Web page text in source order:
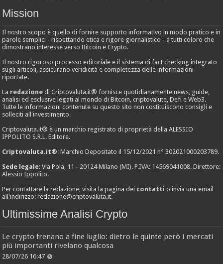
Mission
Il nostro scopo è quello di fornire supporto informativo in modo pratico e in
parole semplici - rispettando etica e rigore giornalistico - a tutti coloro che
dimostrano interesse verso Bitcoin e Crypto.
Il nostro rigoroso processo editoriale e il sistema di fact checking integrato
sugli articoli, assicurano veridicità e completezza delle informazioni
riportate.
La redazione di Criptovaluta.it® fornisce quotidianamente news, guide,
analisi ed esclusive legati al mondo di Bitcoin, criptovalute, Defi e Web3.
Tutte le informazioni contenute su questo sito non costituiscono consigli e
solleciti all'investimento.
Criptovaluta.it® è un marchio registrato di proprietà della ALESSIO
IPPOLITO S.R.L. Editore.
Criptovaluta.it®: Marchio Depositato il 15/12/2021 n° 302021000203789.
Sede legale: Via Pola, 11 - 20124 Milano (MI). P.IVA: 14569041008. Direttore:
Alessio Ippolito.
Per contattare la redazione, visita la pagina dei contatti o invia una email
all'indirizzo:redazione@criptovaluta.it.
Ultimissime Analisi Crypto
Le crypto frenano a fine luglio: dietro le quinte però i mercati
più importanti rivelano qualcosa
28/07/26 16:47